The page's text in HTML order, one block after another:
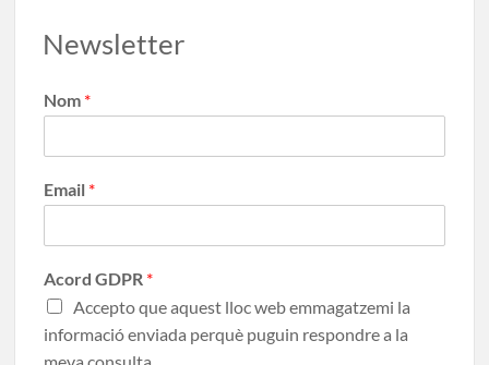
Newsletter
Nom *
Email *
Acord GDPR *
Accepto que aquest lloc web emmagatzemi la
informació enviada perquè puguin respondre a la